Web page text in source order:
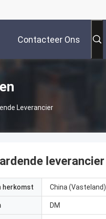
Contacteer Ons
Leverancier
leverancier
herkomst China (Vasteland)
DM